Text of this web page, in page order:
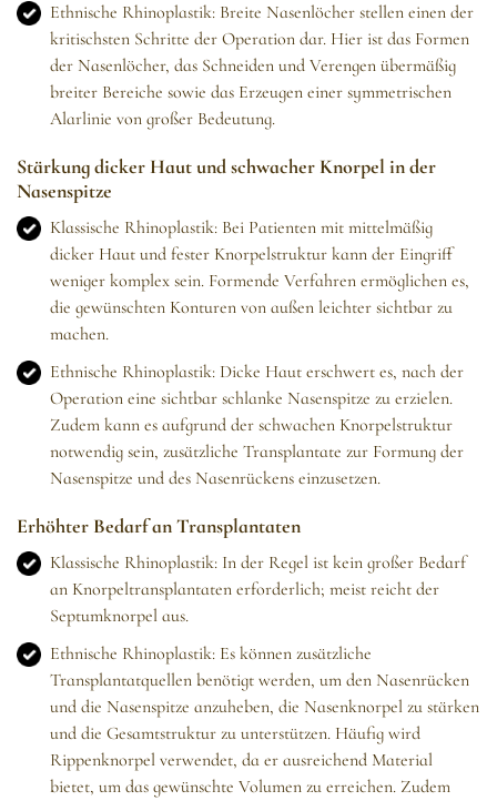
Ethnische Rhinoplastik: Breite Nasenlöcher stellen einen der
kritischsten Schritte der Operation dar. Hier ist das Formen
der Nasenlöcher, das Schneiden und Verengen übermäßig
breiter Bereiche sowie das Erzeugen einer symmetrischen
Alarlinie von großer Bedeutung.
Stärkung dicker Haut und schwacher Knorpel in der
Nasenspitze
Klassische Rhinoplastik: Bei Patienten mit mittelmäßig
dicker Haut und fester Knorpelstruktur kann der Eingriff
weniger komplex sein. Formende Verfahren ermöglichen es,
die gewünschten Konturen von außen leichter sichtbar zu
machen.
Ethnische Rhinoplastik: Dicke Haut erschwert es, nach der
Operation eine sichtbar schlanke Nasenspitze zu erzielen.
Zudem kann es aufgrund der schwachen Knorpelstruktur
notwendig sein, zusätzliche Transplantate zur Formung der
Nasenspitze und des Nasenrückens einzusetzen.
Erhöhter Bedarf an Transplantaten
Klassische Rhinoplastik: In der Regel ist kein großer Bedarf
an Knorpeltransplantaten erforderlich; meist reicht der
Septumknorpel aus.
Ethnische Rhinoplastik: Es können zusätzliche
Transplantatquellen benötigt werden, um den Nasenrücken
und die Nasenspitze anzuheben, die Nasenknorpel zu stärken
und die Gesamtstruktur zu unterstützen. Häufig wird
Rippenknorpel verwendet, da er ausreichend Material
bietet, um das gewünschte Volumen zu erreichen. Zudem